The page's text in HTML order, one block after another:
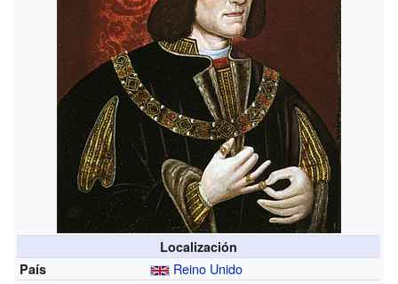
Localización
País
Reino Unido